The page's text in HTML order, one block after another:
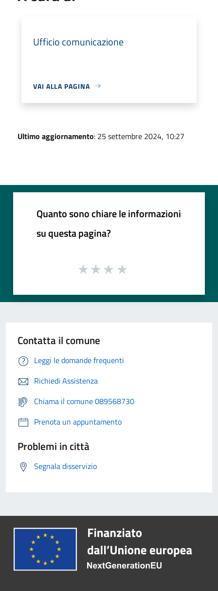
Ufficio comunicazione
VAI ALLA PAGINA
Ultimo aggiornamento: 25 settembre 2024, 10:27
Quanto sono chiare le informazioni
su questa pagina?
Contatta il comune
Leggi le domande frequenti
Richiedi Assistenza
Chiama il comune 089568730
Prenota un appuntamento
Problemi in città
Segnala disservizio